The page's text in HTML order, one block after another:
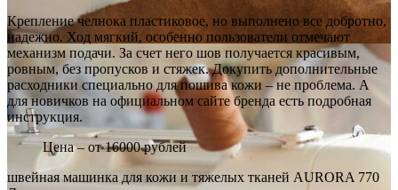
Крепление челнока пластиковое, но выполнено все добротно,
надежно. Ход мягкий, особенно пользователи отмечают
механизм подачи. За счет него шов получается красивым,
ровным, без пропусков и стяжек. Докупить дополнительные
расходники специально для пошива кожи – не проблема. А
для новичков на официальном сайте бренда есть подробная
инструкция.
Цена – от 16000 рублей
швейная машинка для кожи и тяжелых тканей AURORA 770